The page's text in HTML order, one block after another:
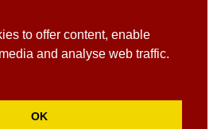
to offer content, enable
and analyse web traffic.
OK